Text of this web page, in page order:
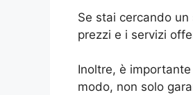
Se stai cercando
prezzi e i servizi
Inoltre, è
modo, non solo